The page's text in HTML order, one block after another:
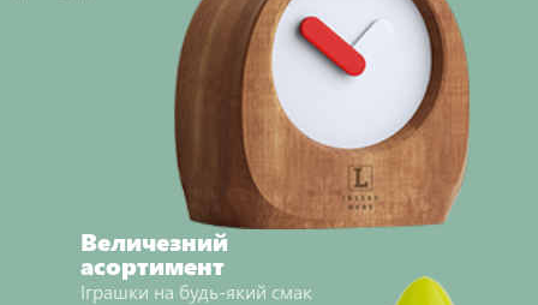
Величезний
асортимент
Іграшки на будь-який смак